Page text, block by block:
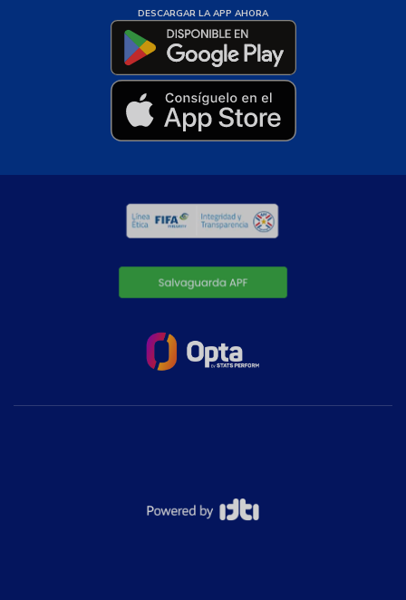
DESCARGAR LA APP AHORA